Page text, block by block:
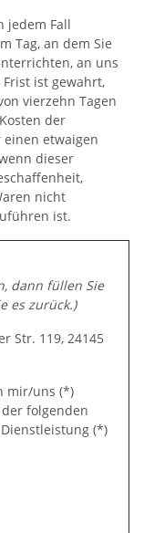
jedem Fall
Tag, an dem Sie
an uns
ist gewahrt,
vierzehn Tagen
der
einen etwaigen
dieser
nicht
ist.
dann füllen Sie
es zurück.)
Str. 119, 24145
mir/uns (*)
folgenden
(*)